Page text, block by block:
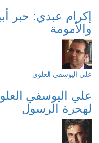
إكرام عبدي: حبر
والأمومة
علي اليوسفي العلوي
علي اليوسفي
لهجرة الرسول